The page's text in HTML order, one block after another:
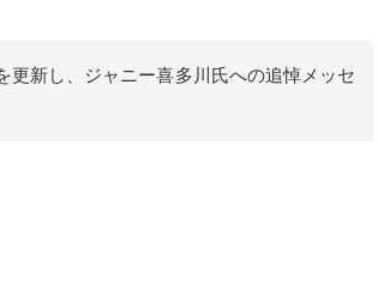
更新し、ジャニー喜多川氏への追悼メッセ